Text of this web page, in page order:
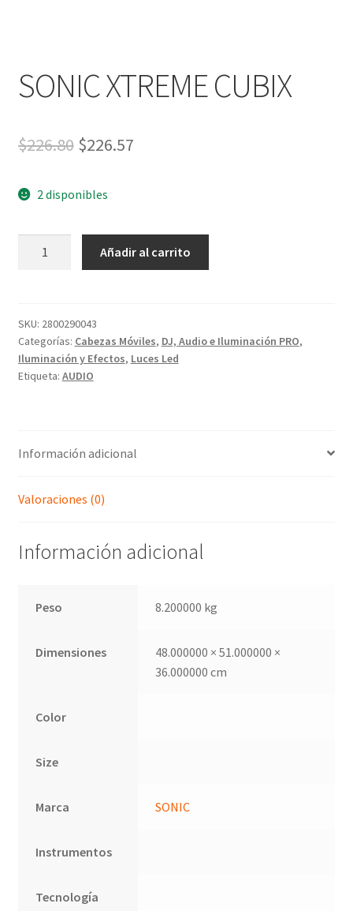
SONIC XTREME CUBIX
$226.80 $226.57
2 disponibles
Añadir al carrito
SKU: 2800290043
Categorías: Cabezas Móviles, DJ, Audio e Iluminación PRO,
Iluminación y Efectos, Luces Led
Etiqueta: AUDIO
Información adicional
Valoraciones (0)
Información adicional
Peso 8.200000 kg
Dimensiones
48.000000 × 51.000000 ×
36.000000 cm
Color
Size
Marca SONIC
Instrumentos
Tecnología